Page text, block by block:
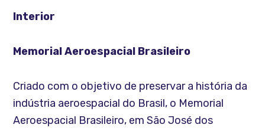
Interior
Memorial Aeroespacial Brasileiro
Criado com o objetivo de preservar a história da
indústria aeroespacial do Brasil, o Memorial
Aeroespacial Brasileiro, em São José dos